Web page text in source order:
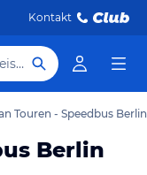
Kontakt
Hotel, Reiseziel
Touren - Speedbus Berlin
Berlin